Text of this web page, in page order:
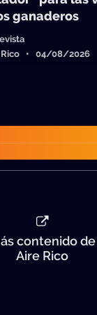
ganaderos
Rico • 04/08/2026
contenido de
Aire Rico